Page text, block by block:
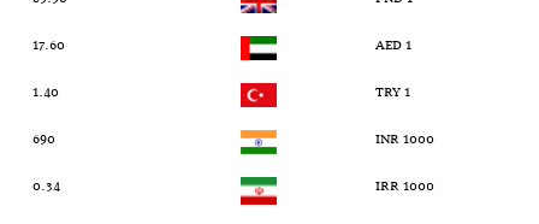
1 AED
17.60
1 TRY
1.40
1000 INR
690
1000 IRR
0.34